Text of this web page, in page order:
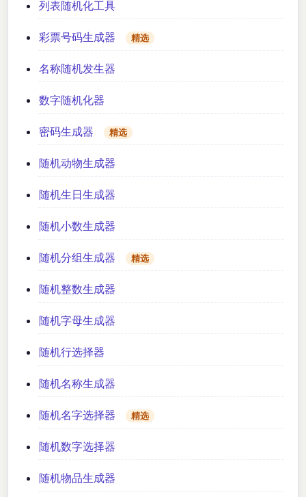
列表随机化工具
彩票号码生成器 精选
名称随机发生器
数字随机化器
密码生成器 精选
随机动物生成器
随机生日生成器
随机小数生成器
随机分组生成器 精选
随机整数生成器
随机字母生成器
随机行选择器
随机名称生成器
随机名字选择器 精选
随机数字选择器
随机物品生成器